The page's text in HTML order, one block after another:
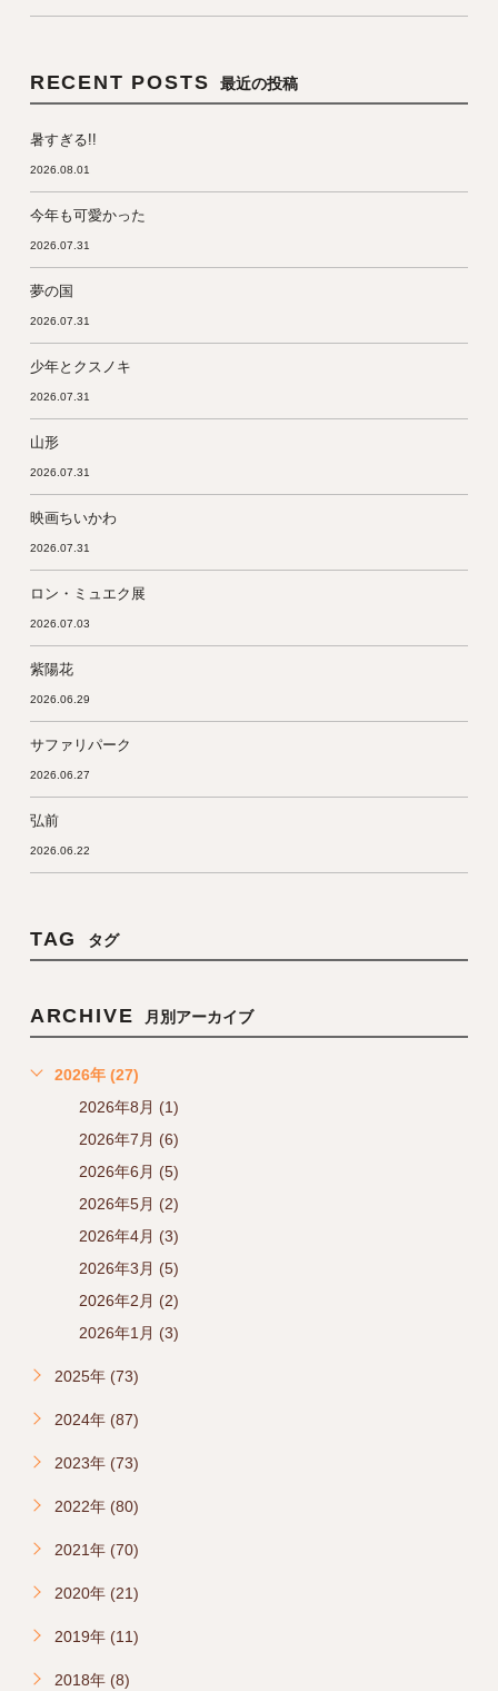
RECENT POSTS 最近の投稿
暑すぎる!!
2026.08.01
今年も可愛かった
2026.07.31
夢の国
2026.07.31
少年とクスノキ
2026.07.31
山形
2026.07.31
映画ちいかわ
2026.07.31
ロン・ミュエク展
2026.07.03
紫陽花
2026.06.29
サファリパーク
2026.06.27
弘前
2026.06.22
TAG タグ
ARCHIVE 月別アーカイブ
2026年 (27)
2026年8月 (1)
2026年7月 (6)
2026年6月 (5)
2026年5月 (2)
2026年4月 (3)
2026年3月 (5)
2026年2月 (2)
2026年1月 (3)
2025年 (73)
2024年 (87)
2023年 (73)
2022年 (80)
2021年 (70)
2020年 (21)
2019年 (11)
2018年 (8)